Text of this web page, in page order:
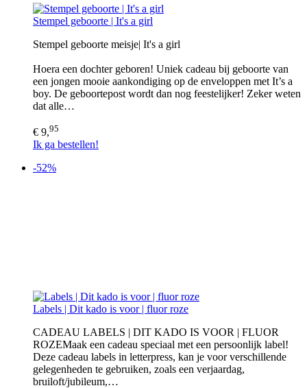
Stempel geboorte | It's a girl
Stempel geboorte meisje| It's a girl
Hoera een dochter geboren! Uniek cadeau bij geboorte van
een jongen mooie aankondiging op de enveloppen met It’s a
boy. De geboortepost wordt dan nog feestelijker! Zeker weten
dat alle…
€ 9,95
Ik ga bestellen!
-52%
Labels | Dit kado is voor | fluor roze
CADEAU LABELS | DIT KADO IS VOOR | FLUOR
ROZEMaak een cadeau speciaal met een persoonlijk label!
Deze cadeau labels in letterpress, kan je voor verschillende
gelegenheden te gebruiken, zoals een verjaardag,
bruiloft/jubileum,…